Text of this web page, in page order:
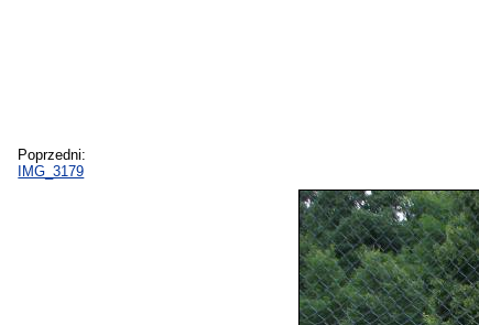
Poprzedni:
IMG_3179